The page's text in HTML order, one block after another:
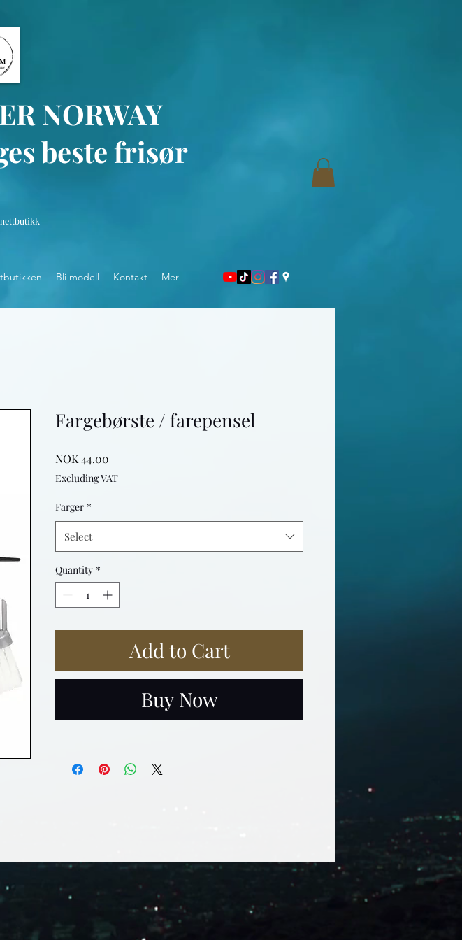
NORWAY
beste frisør
Bli modell Kontakt Mer
Fargebørste / farepensel
NOK 44.00
Excluding VAT
Farger *
Select
Quantity *
Add to Cart
Buy Now